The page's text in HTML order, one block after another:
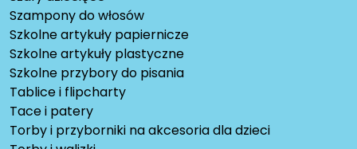
Szampony do włosów
Szkolne artykuły papiernicze
Szkolne artykuły plastyczne
Szkolne przybory do pisania
Tablice i flipcharty
Tace i patery
Torby i przyborniki na akcesoria dla dzieci